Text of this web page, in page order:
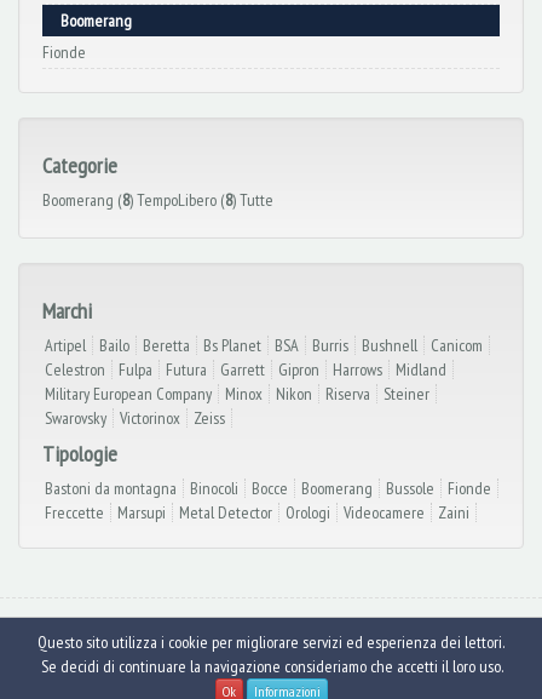
Boomerang
Fionde
Categorie
Boomerang (8)TempoLibero (8)Tutte
Marchi
Artipel Bailo Beretta Bs Planet BSA Burris Bushnell
Canicom
Celestron
Fulpa Futura Garrett Gipron Harrows
Midland
Military European Company
Minox Nikon Riserva
Steiner
Swarovsky
Victorinox Zeiss
Tipologie
Bastoni da montagna Binocoli Bocce Boomerang Bussole
Fionde
Freccette
Marsupi Metal Detector Orologi Videocamere Zaini
© Armeria Collini 2026- Via Berthoud, 121 Serravalle Scrivia (AL) - Tel. e Fax:
0143.68.61.40 - info@armeriacollini.it - P.iva 02622090062 -Cookies
Questo sito utilizza i cookie per migliorare servizi ed esperienza dei lettori.
Se decidi di continuare la navigazione consideriamo che accetti il loro uso.
Ok Informazioni